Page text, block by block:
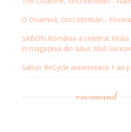
O Doamnă, cinci întrebări -
SABON România a celebrat
în magazinul din Iulius Mall
Sabon ReCycle aniversează 1 an
recomand